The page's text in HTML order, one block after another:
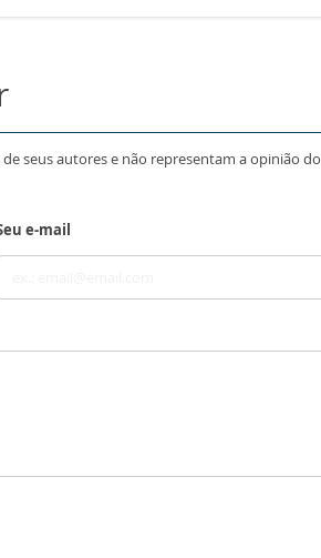
seus autores e não representam a opinião do
e-mail